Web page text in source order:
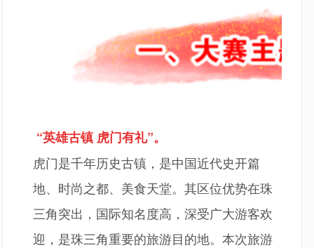
“英雄古镇 虎门有礼”。
虎门是千年历史古镇，是中国近代史开篇
地、时尚之都、美食天堂。其区位优势在珠
三角突出，国际知名度高，深受广大游客欢
迎，是珠三角重要的旅游目的地。本次旅游